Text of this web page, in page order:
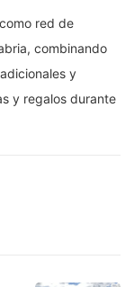
red de
combinando
y
y regalos durante